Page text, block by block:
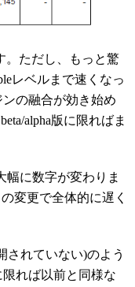
。ただし、もっと驚
レベルまで速くなっ
ンの融合が効き始め
alpha版に限ればま
幅に数字が変わりま
変更で全体的に遅く
されていない)のよう
限れば以前と同様な